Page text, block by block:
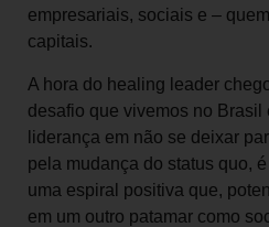
empresariais, sociais e –
capitais.
A hora do healing leader
desafio que vivemos no Brasil
liderança em não se deixar
pela mudança do status quo,
uma espiral positiva que,
em um outro patamar como